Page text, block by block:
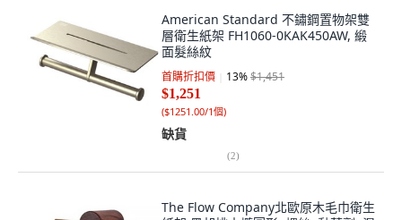
American Standard 不鏽鋼置物架雙
層衛生紙架 FH1060-0KAK450AW, 緞
面髮絲紋
首購折扣價 13%$1,451
$1,251
($1251.00/1個)
缺貨
(2)
The Flow Company北歐原木毛巾衛生